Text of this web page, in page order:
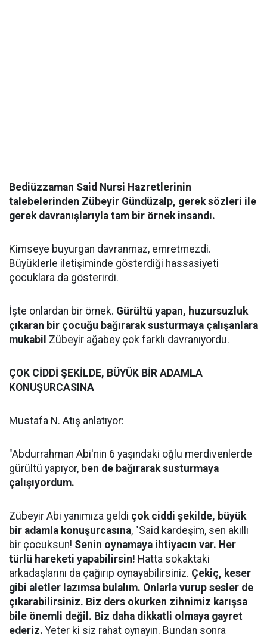
Bediüzzaman Said Nursi Hazretlerinin
talebelerinden Zübeyir Gündüzalp, gerek sözleri ile
gerek davranışlarıyla tam bir örnek insandı.
Kimseye buyurgan davranmaz, emretmezdi.
Büyüklerle iletişiminde gösterdiği hassasiyeti
çocuklara da gösterirdi.
İşte onlardan bir örnek. Gürültü yapan, huzursuzluk
çıkaran bir çocuğu bağırarak susturmaya çalışanlara
mukabil Zübeyir ağabey çok farklı davranıyordu.
ÇOK CİDDİ ŞEKİLDE, BÜYÜK BİR ADAMLA
KONUŞURCASINA
Mustafa N. Atış anlatıyor:
"Abdurrahman Abi'nin 6 yaşındaki oğlu merdivenlerde
gürültü yapıyor, ben de bağırarak susturmaya
çalışıyordum.
Zübeyir Abi yanımıza geldi çok ciddi şekilde, büyük
bir adamla konuşurcasına, "Said kardeşim, sen akıllı
bir çocuksun! Senin oynamaya ihtiyacın var. Her
türlü hareketi yapabilirsin! Hatta sokaktaki
arkadaşlarını da çağırıp oynayabilirsiniz. Çekiç, keser
gibi aletler lazımsa bulalım. Onlarla vurup sesler de
çıkarabilirsiniz. Biz ders okurken zihnimiz karışsa
bile önemli değil. Biz daha dikkatli olmaya gayret
ederiz. Yeter ki siz rahat oynayın. Bundan sonra